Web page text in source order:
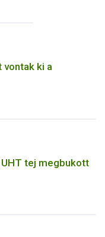
vontak ki a
tej megbukott